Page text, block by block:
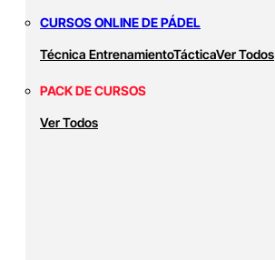
CURSOS ONLINE DE PÁDEL
Técnica EntrenamientoTácticaVer Todos
PACK DE CURSOS
Ver Todos